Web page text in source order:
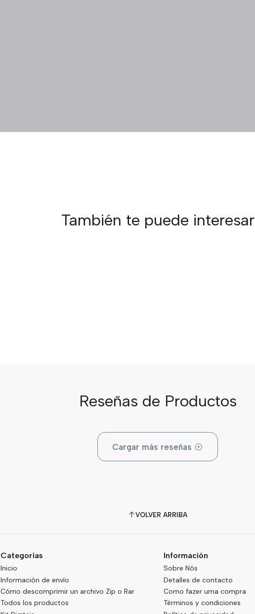
También te puede interesar
Reseñas de Productos
Cargar más reseñas
VOLVER ARRIBA
Categorías
Inicio
Información de envío
Cómo descomprimir un archivo Zip o Rar
Todos los productos
Información
Sobre Nós
Detalles de contacto
Como fazer uma compra
Términos y condiciones